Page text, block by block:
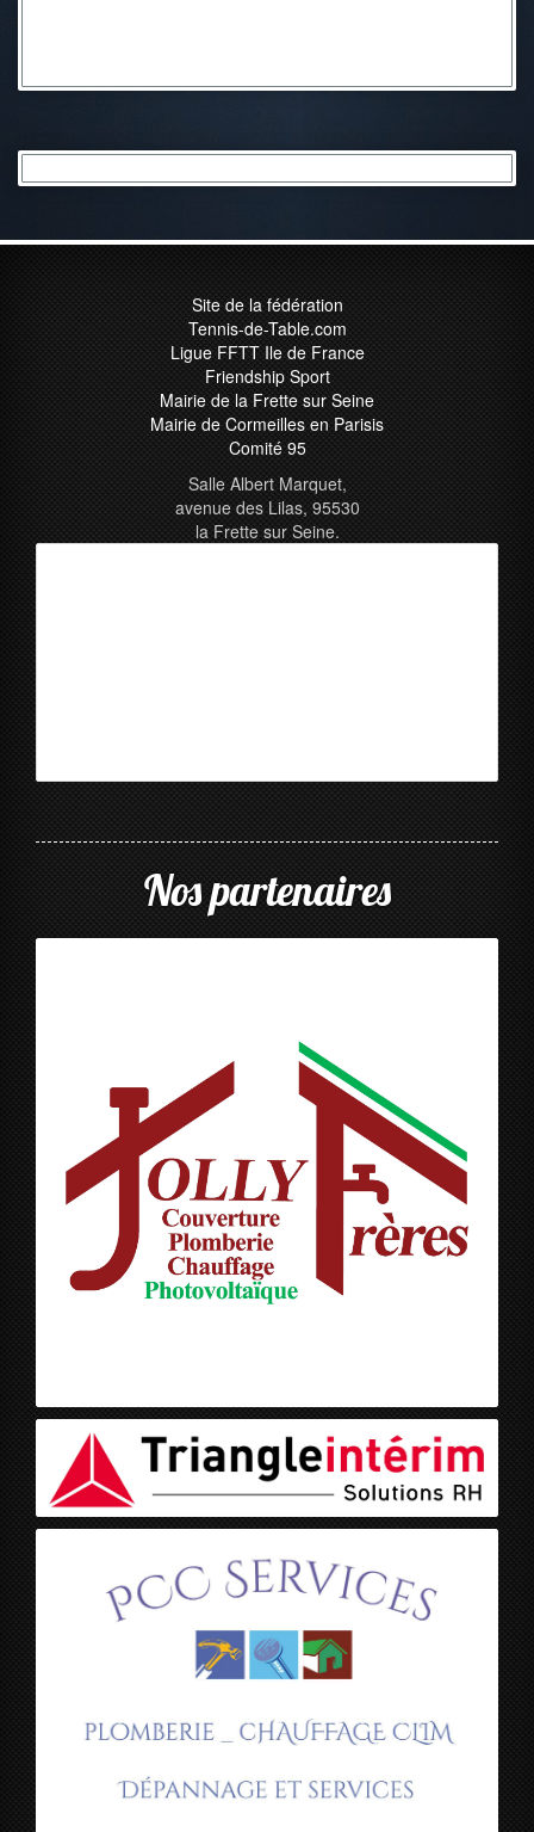
Site de la fédération
Tennis-de-Table.com
Ligue FFTT Ile de France
Friendship Sport
Mairie de la Frette sur Seine
Mairie de Cormeilles en Parisis
Comité 95
Salle Albert Marquet,
avenue des Lilas, 95530
la Frette sur Seine.
Nos partenaires
Jolly Frères